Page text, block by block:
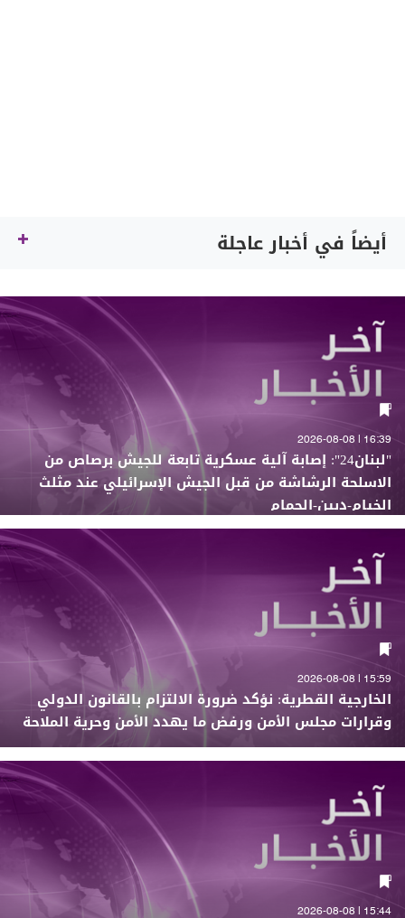
أيضاً في أخبار عاجلة
16:39 | 2026-08-08
"لبنان24": إصابة آلية عسكرية تابعة للجيش برصاص من
الاسلحة الرشاشة من قبل الجيش الإسرائيلي عند مثلث
الخيام-دبين-الحمام
15:59 | 2026-08-08
الخارجية القطرية: نؤكد ضرورة الالتزام بالقانون الدولي
وقرارات مجلس الأمن ورفض ما يهدد الأمن وحرية الملاحة
15:44 | 2026-08-08